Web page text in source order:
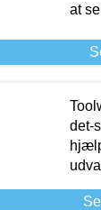
at
det-